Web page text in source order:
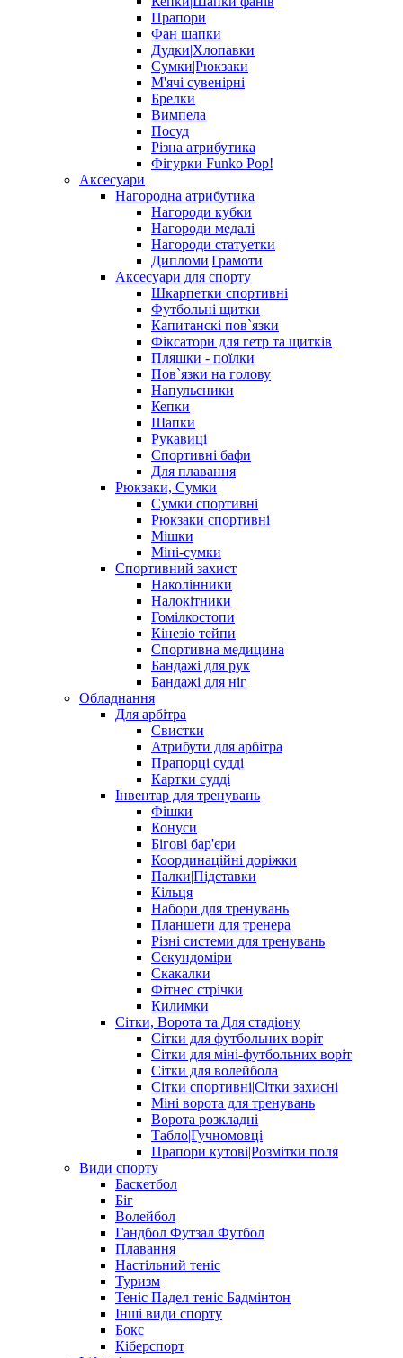
Прапори
Фан шапки
Дудки|Хлопавки
Сумки|Рюкзаки
М'ячі сувенірні
Брелки
Вимпела
Посуд
Різна атрибутика
Фігурки Funko Pop!
Аксесуари
Нагородна атрибутика
Нагороди кубки
Нагороди медалі
Нагороди статуетки
Дипломи|Грамоти
Аксесуари для спорту
Шкарпетки спортивні
Футбольні щитки
Капитанскі пов`язки
Фіксатори для гетр та щитків
Пляшки - поїлки
Пов`язки на голову
Напульсники
Кепки
Шапки
Рукавиці
Спортивні бафи
Для плавання
Рюкзаки, Сумки
Сумки спортивні
Рюкзаки спортивні
Мішки
Міні-сумки
Спортивний захист
Наколінники
Налокітники
Гомілкостопи
Кінезіо тейпи
Спортивна медицина
Бандажі для рук
Бандажі для ніг
Обладнання
Для арбітра
Свистки
Атрибути для арбітра
Прапорці судді
Картки судді
Інвентар для тренувань
Фішки
Конуси
Бігові бар'єри
Координаційні доріжки
Палки|Підставки
Кільця
Набори для тренувань
Планшети для тренера
Різні системи для тренувань
Секундоміри
Скакалки
Фітнес стрічки
Килимки
Сітки, Ворота та Для стадіону
Сітки для футбольних воріт
Сітки для міні-футбольних воріт
Сітки для волейбола
Сітки спортивні|Cітки захисні
Міні ворота для тренувань
Ворота розкладні
Табло|Гучномовці
Прапори кутові|Розмітки поля
Види спорту
Баскетбол
Біг
Волейбол
Гандбол Футзал Футбол
Плавання
Настільний теніс
Туризм
Теніс Падел теніс Бадмінтон
Інші види спорту
Бокс
Кіберспорт